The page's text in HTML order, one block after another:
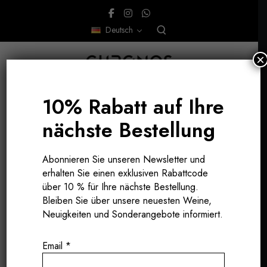
Deutsch
ABRUZZEN, ITALIEN
10% Rabatt auf Ihre
nächste Bestellung
Abonnieren Sie unseren Newsletter und
erhalten Sie einen exklusiven Rabattcode
über 10 % für Ihre nächste Bestellung.
Bleiben Sie über unsere neuesten Weine,
Neuigkeiten und Sonderangebote informiert.
Email *
×